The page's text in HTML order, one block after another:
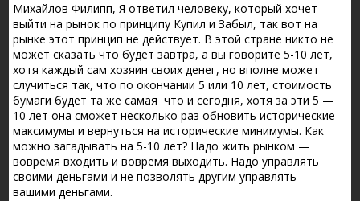
Михайлов Филипп, Я ответил человеку, который хочет
выйти на рынок по принципу Купил и Забыл, так вот на
рынке этот принцип не действует. В этой стране никто не
может сказать что будет завтра, а вы говорите 5-10 лет,
хотя каждый сам хозяин своих денег, но вполне может
случиться так, что по окончании 5 или 10 лет, стоимость
бумаги будет та же самая что и сегодня, хотя за эти 5 —
10 лет она сможет несколько раз обновить исторические
максимумы и вернуться на исторические минимумы. Как
можно загадывать на 5-10 лет? Надо жить рынком —
вовремя входить и вовремя выходить. Надо управлять
своими деньгами и не позволять другим управлять
вашими деньгами.